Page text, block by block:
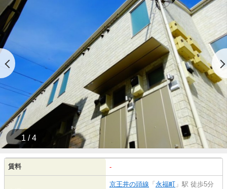
1 / 4
賃料 -
京王井の頭線 「 永福町 」駅 徒歩5分